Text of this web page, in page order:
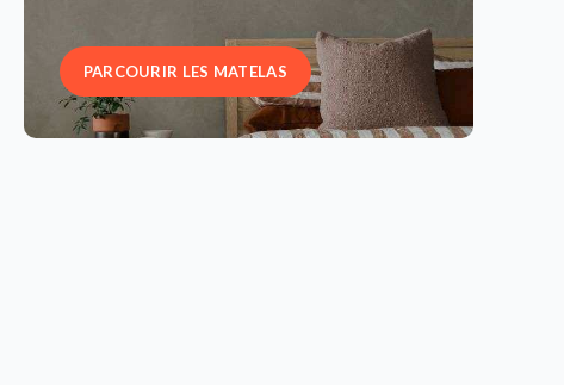
PARCOURIR LES MATELAS